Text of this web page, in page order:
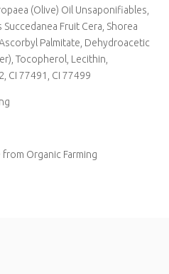
(Olive) Oil Unsaponifiables,
Fruit Cera, Shorea
Palmitate, Dehydroacetic
Tocopherol, Lecithin,
CI 77491, CI 77499
Organic Farming